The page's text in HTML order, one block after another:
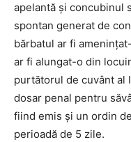
apelantă și concubinul
spontan generat de
bărbatul ar fi
ar fi alungat-o din
purtătorul de cuvânt al
dosar penal pentru
fiind emis și un ordin
perioadă de 5 zile.